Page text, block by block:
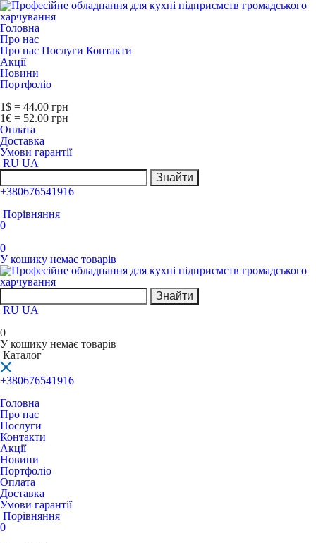
Головна
Про нас
Про нас Послуги Контакти
Акції
Новини
Портфоліо
1$ = 44.00 грн
1€ = 52.00 грн
Оплата
Доставка
Умови гарантії
RU UA
Знайти
+380676541916
Порівняння
0
0
У кошику немає товарів
Знайти
RU UA
0
У кошику немає товарів
Каталог
+380676541916
Головна
Про нас
Послуги
Контакти
Акції
Новини
Портфоліо
Оплата
Доставка
Умови гарантії
Порівняння
0